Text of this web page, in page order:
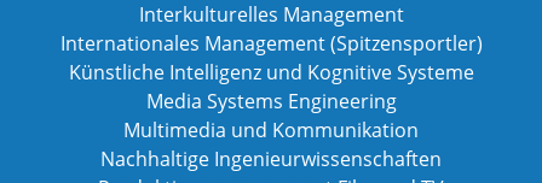
Interkulturelles Management
Internationales Management (Spitzensportler)
Künstliche Intelligenz und Kognitive Systeme
Media Systems Engineering
Multimedia und Kommunikation
Nachhaltige Ingenieurwissenschaften